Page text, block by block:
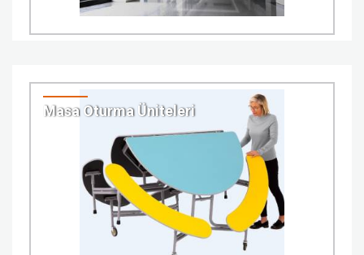
Masa Oturma Üniteleri